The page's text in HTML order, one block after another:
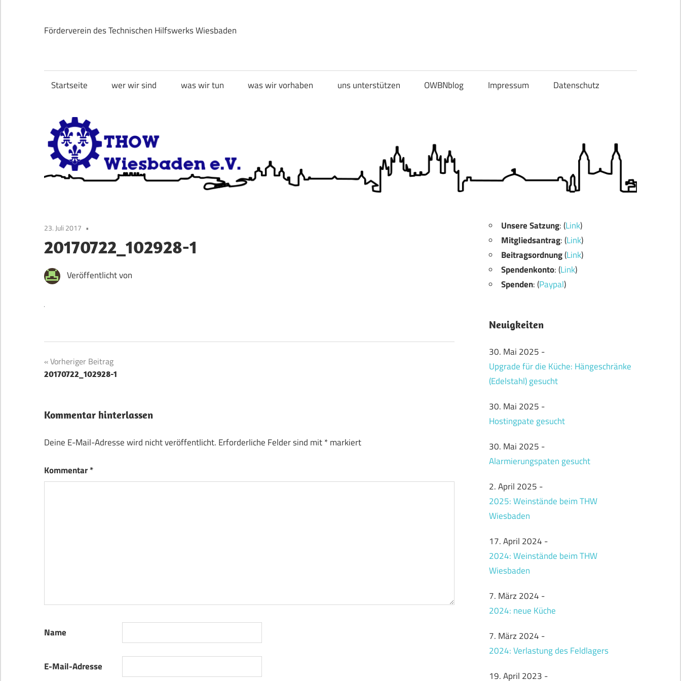
springen
Wiesbaden
Förderverein des Technischen Hilfswerks Wiesbaden
Startseite wer wir sind was wir tun was wir vorhaben uns unterstützen OWBNblog Impressum Datenschutz
23. Juli 2017
20170722_102928-1
Veröffentlicht von
Beitragsnavigation
Vorheriger Beitrag
20170722_102928-1
Kommentar hinterlassen
Deine E-Mail-Adresse wird nicht veröffentlicht. Erforderliche Felder sind mit*markiert
Kommentar*
Name
E-Mail-Adresse
Unsere Satzung: (Link)
Mitgliedsantrag: (Link)
Beitragsordnung(Link)
Spendenkonto: (Link)
Spenden: (Paypal)
Neuigkeiten
30. Mai 2025 -
Upgrade für die Küche: Hängeschränke
(Edelstahl) gesucht
30. Mai 2025 -
Hostingpate gesucht
30. Mai 2025 -
Alarmierungspaten gesucht
2. April 2025 -
2025: Weinstände beim THW
Wiesbaden
17. April 2024 -
2024: Weinstände beim THW
Wiesbaden
7. März 2024 -
2024: neue Küche
7. März 2024 -
2024: Verlastung des Feldlagers
19. April 2023 -